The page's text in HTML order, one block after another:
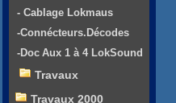
- Cablage Lokmaus
-Connécteurs.Décodes
-Doc Aux 1 à 4 LokSound
Travaux
Travaux 2000